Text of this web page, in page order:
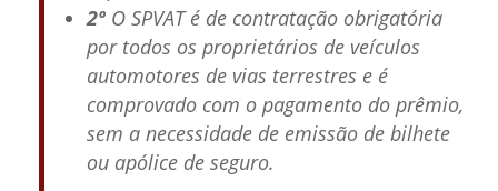
2ºO SPVAT é de contratação obrigatória
por todos os proprietários de veículos
automotores de vias terrestres e é
comprovado com o pagamento do prêmio,
sem a necessidade de emissão de bilhete
ou apólice de seguro.